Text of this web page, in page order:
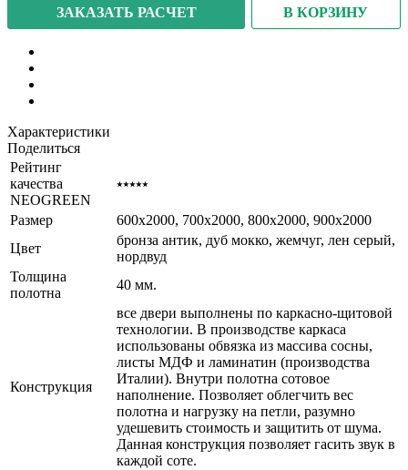
ЗАКАЗАТЬ РАСЧЕТ В КОРЗИНУ
Характеристики
Поделиться
Рейтинг
качества
NEOGREEN
⭑⭑⭑⭑⭑
Размер
600x2000, 700x2000, 800x2000, 900x2000
Цвет
бронза антик, дуб мокко, жемчуг, лен серый,
нордвуд
Толщина
полотна
40 мм.
Конструкция
все двери выполнены по каркасно-щитовой
технологии. В производстве каркаса
использованы обвязка из массива сосны,
листы МДФ и ламинатин (производства
Италии). Внутри полотна сотовое
наполнение. Позволяет облегчить вес
полотна и нагрузку на петли, разумно
удешевить стоимость и защитить от шума.
Данная конструкция позволяет гасить звук в
каждой соте.